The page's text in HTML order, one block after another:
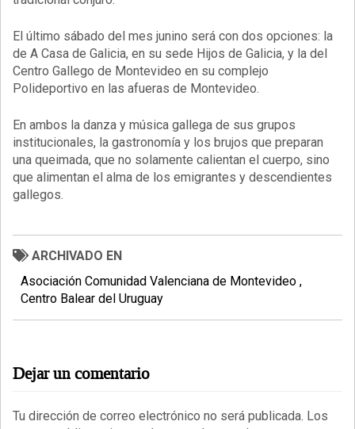
El último sábado del mes junino será con dos opciones: la
de A Casa de Galicia, en su sede Hijos de Galicia, y la del
Centro Gallego de Montevideo en su complejo
Polideportivo en las afueras de Montevideo.
En ambos la danza y música gallega de sus grupos
institucionales, la gastronomía y los brujos que preparan
una queimada, que no solamente calientan el cuerpo, sino
que alimentan el alma de los emigrantes y descendientes
gallegos.
ARCHIVADO EN
Asociación Comunidad Valenciana de Montevideo
Centro Balear del Uruguay
Dejar un comentario
Tu dirección de correo electrónico no será publicada. Los